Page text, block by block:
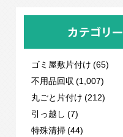
カテゴリー
ゴミ屋敷片付け (65)
不用品回収 (1,007)
丸ごと片付け (212)
引っ越し (7)
特殊清掃 (44)